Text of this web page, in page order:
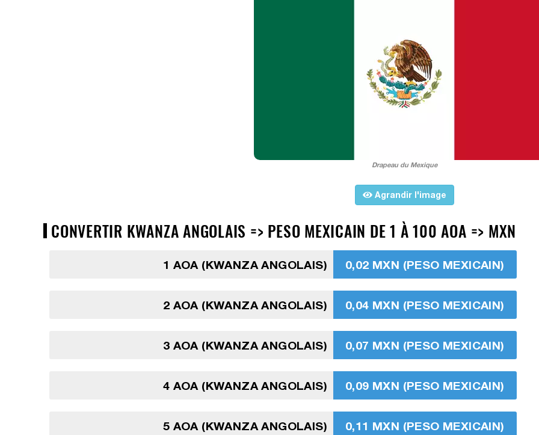
Drapeau du Mexique
Agrandir l'image
CONVERTIR KWANZA ANGOLAIS => PESO MEXICAIN DE 1 À 100 AOA => MXN
1 AOA (KWANZA ANGOLAIS) 0,02 MXN (PESO MEXICAIN)
2 AOA (KWANZA ANGOLAIS) 0,04 MXN (PESO MEXICAIN)
3 AOA (KWANZA ANGOLAIS) 0,07 MXN (PESO MEXICAIN)
4 AOA (KWANZA ANGOLAIS) 0,09 MXN (PESO MEXICAIN)
5 AOA (KWANZA ANGOLAIS) 0,11 MXN (PESO MEXICAIN)